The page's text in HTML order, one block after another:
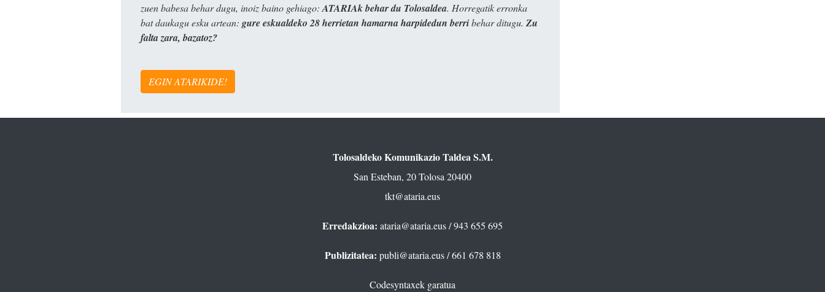
zuen babesa behar dugu, inoiz baino gehiago: ATARIAk behar du Tolosaldea. Horregatik erronka
bat daukagu esku artean: gure eskualdeko 28 herrietan hamarna harpidedun berribehar ditugu. Zu
falta zara, bazatoz?
EGIN ATARIKIDE!
Tolosaldeko Komunikazio Taldea S.M.
San Esteban, 20 Tolosa 20400
tkt@ataria.eus
Erredakzioa: ataria@ataria.eus/ 943 655 695
Publizitatea: publi@ataria.eus/ 661 678 818
Codesyntaxek garatua